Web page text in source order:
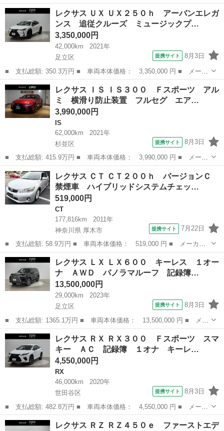
名： レクサス ■ 車種名： ＬＢＸ ■ グレード名： モリゾウ
ＲＲ 品質評価６Ａ／６ＭＴ／黒本革シート／１オーナー／専用エア
ロ／ＲＥＤ...
東京 杉並区 レクサス
レクサス ＵＸ ＵＸ２５０ｈ アーバンエレガ
ンス 追従クルーズ ミュージックプ…
3,350,000円
42,000km
2021年
足立区
提携サイト 8月3日
■ 支払総額: 350.3万円 ■ 車両本体価格： 3,350,000 円 ■ メーカ
ー名： レクサス ■ 車種名： ＵＸ ■ グレード名： ＵＸ２５０
ｈ アーバンエレガンス 追従クルーズ ミュージックプレイヤー接
続可 Ｅ...
東京 足立区 レクサス
レクサス ＩＳ ＩＳ３００ Ｆスポーツ アル
ミ 横滑り防止装置 フルセグ エア…
3,990,000円
IS
62,000km
2021年
杉並区
提携サイト 8月3日
■ 支払総額: 415.9万円 ■ 車両本体価格： 3,990,000 円 ■ メーカ
ー名： レクサス ■ 車種名： ＩＳ ■ グレード名： ＩＳ３０
０ Ｆスポーツ アルミ 横滑り防止装置 フルセグ エアコン Ｐ
シート メ...
東京 杉並区 IS
レクサス ＣＴ ＣＴ２００ｈ バージョンＣ
禁煙車 ハイブリッドシステムチェッ…
519,000円
CT
177,816km
2011年
神奈川県 厚木市
提携サイト 7月22日
■ 支払総額: 58.9万円 ■ 車両本体価格： 519,000 円 ■ メーカー
名： レクサス ■ 車種名： ＣＴ ■ グレード名： ＣＴ２００
ｈ バージョンＣ 禁煙車 ハイブリッドシステムチェック済 純正
ナビ 地デジＴ...
神奈川 厚木市 CT
レクサス ＬＸ ＬＸ６００ キーレス １オー
ナ ＡＷＤ パノラマルーフ 記録簿…
13,500,000円
29,000km
2023年
足立区
提携サイト 8月3日
■ 支払総額: 1365.1万円 ■ 車両本体価格： 13,500,000 円 ■ メー
カー名： レクサス ■ 車種名： ＬＸ ■ グレード名： ＬＸ６０
０ キーレス １オーナ ＡＷＤ パノラマルーフ 記録簿有り Ｂ
カメラ...
東京 足立区 レクサス
レクサス ＲＸ ＲＸ３００ Ｆスポーツ スマ
キー ＡＣ 記録簿 １オナ キーレ…
4,550,000円
RX
46,000km
2020年
世田谷区
提携サイト 8月3日
■ 支払総額: 482.8万円 ■ 車両本体価格： 4,550,000 円 ■ メーカ
ー名： レクサス ■ 車種名： ＲＸ ■ グレード名： ＲＸ３０
０ Ｆスポーツ スマキー ＡＣ 記録簿 １オナ キーレス ＥＴ
東京 世田谷区
レクサス ＲＺ ＲＺ４５０ｅ ファーストエデ